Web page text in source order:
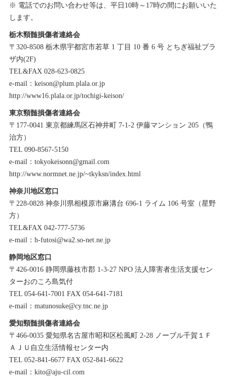
※ 電話でのお問い合わせ等は、平日10時～17時の間にお願いいた
します。
栃木頸髄損傷者連絡会
〒320-8508 栃木県宇都宮市若草 1 丁目 10 番 6 号 とちぎ福祉プラ
ザ内(2F)
TEL&FAX 028-623-0825
e-mail：keison@plum.plala.or.jp
http://www16.plala.or.jp/tochigi-keison/
東京頸髄損傷者連絡会
〒177-0041 東京都練馬区石神井町 7-1-2 伊藤マンション 205（鴨
治方）
TEL 090-8567-5150
e-mail：tokyokeisonn@gmail.com
http://www.normnet.ne.jp/~tkyksn/index.html
神奈川地区窓口
〒228-0828 神奈川県相模原市麻溝台 696-1 ライム 106 号室（星野
方）
TEL&FAX 042-777-5736
e-mail：h-futosi@wa2.so-net.ne.jp
静岡地区窓口
〒426-0016 静岡県藤枝市郡 1-3-27 NPO 法人障害者生活支援セン
ターおのころ島気付
TEL 054-641-7001 FAX 054-641-7181
e-mail：matunosuke@cy.tnc.ne.jp
愛知頸髄損傷者連絡会
〒466-0035 愛知県名古屋市昭和区松風町 2-28 ノーブル千賀１Ｆ
ＡＪＵ自立生活情報センター内
TEL 052-841-6677 FAX 052-841-6622
e-mail：kito@aju-cil.com